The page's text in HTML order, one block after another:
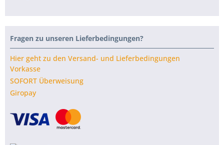
Fragen zu unseren Lieferbedingungen?
Hier geht zu den Versand- und Lieferbedingungen
Vorkasse
SOFORT Überweisung
Giropay